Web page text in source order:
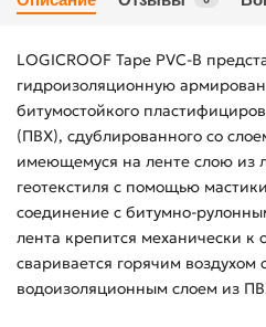
LOGICROOF Tape PVC-B
гидроизоляционную
битумостойкого
(ПВХ), сдублированного со
имеющемуся на ленте слою из
геотекстиля с помощью
соединение с битумно-
лента крепится механически к
сваривается горячим воздухом
водоизоляционным слоем из